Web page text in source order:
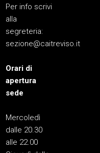
Per info scrivi
alla
segreteria:
sezione@caitreviso.it
Orari di
apertura
sede
Mercoledì
dalle 20.30
alle 22.00